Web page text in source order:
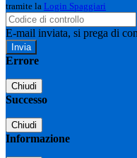
tramite la Login Spaggiari
E-mail inviata, si prega di
Errore
Chiudi
Successo
Chiudi
Informazione